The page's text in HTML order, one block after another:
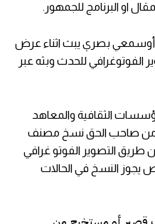
او البرنامج للجمهور.
بصري يبث اثناء عرض
الفوتوغرافي للحدث وبثه عبر
الثقافية والمعاهد
من صاحب الحق نسخ مصنف
طريق التصوير الفوتو غرافي
يجوز النسخ في الحالات